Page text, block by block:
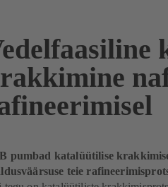
pumbad katalüütilise
teie